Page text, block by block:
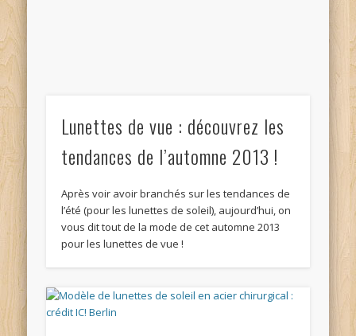
Lunettes de vue : découvrez les
tendances de l’automne 2013 !
Après voir avoir branchés sur les tendances de
l’été (pour les lunettes de soleil), aujourd’hui, on
vous dit tout de la mode de cet automne 2013
pour les lunettes de vue !